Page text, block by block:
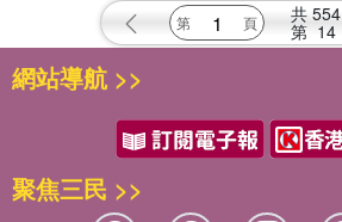
共 554
第 14
網站導航 >>
聚焦三民 >>